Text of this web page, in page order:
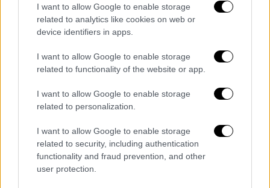
I want to allow Google to enable storage
related to analytics like cookies on web or
device identifiers in apps.
I want to allow Google to enable storage
related to functionality of the website or app.
I want to allow Google to enable storage
related to personalization.
I want to allow Google to enable storage
related to security, including authentication
functionality and fraud prevention, and other
user protection.
ανέφερε ότι «δεν έχει λάβει καμία επίσημη
πληροφορίασχετικά με την απόφαση του
Ανώτατου Δικαστικού Συμβουλίου.
Μόλις λάβουμε επίσημες πληροφορίες, θα
καθορίσουμε τα κατάλληλα επόμενα
βήματα».